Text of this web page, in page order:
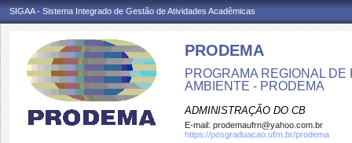
SIGAA - Sistema Integrado de Gestão de Atividades Acadêmicas
PRODEMA
PROGRAMA REGIONAL
AMBIENTE - PRODEMA
ADMINISTRAÇÃO DO CB
E-mail: prodemaufrn@yahoo.com.br
https://posgraduacao.ufrn.br/prodema